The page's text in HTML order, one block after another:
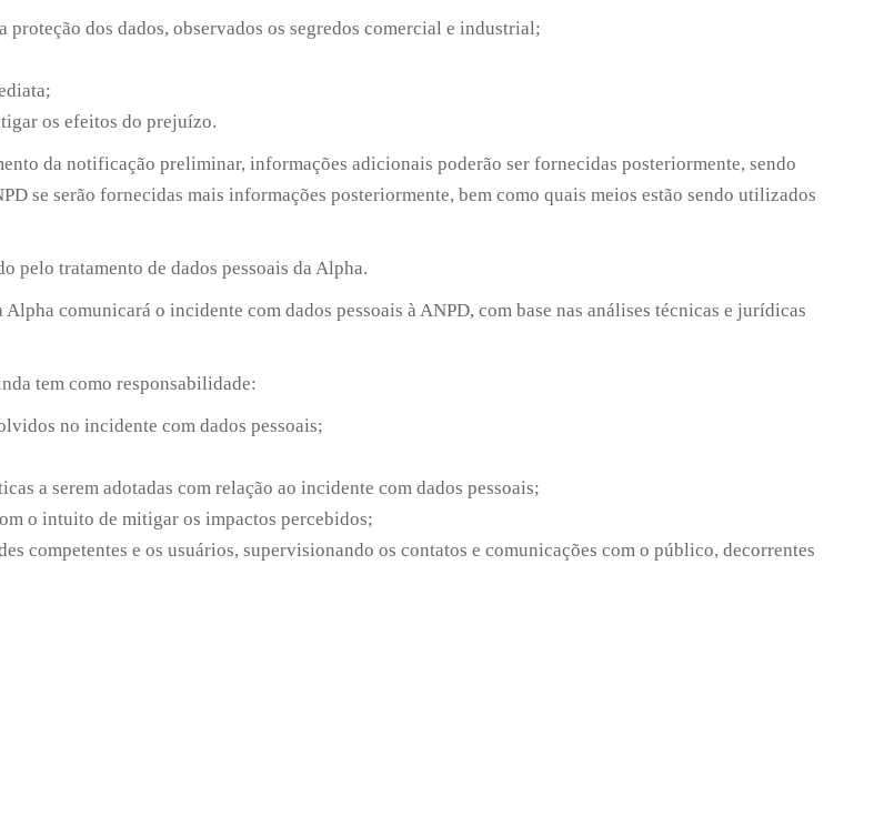
dos dados, observados os segredos comercial e industrial;
os efeitos do prejuízo.
da notificação preliminar, informações adicionais poderão ser fornecidas posteriormente, sendo
se serão fornecidas mais informações posteriormente, bem como quais meios estão sendo utilizados
pelo tratamento de dados pessoais da Alpha.
comunicará o incidente com dados pessoais à ANPD, com base nas análises técnicas e jurídicas
tem como responsabilidade:
no incidente com dados pessoais;
a serem adotadas com relação ao incidente com dados pessoais;
o intuito de mitigar os impactos percebidos;
competentes e os usuários, supervisionando os contatos e comunicações com o público, decorrentes